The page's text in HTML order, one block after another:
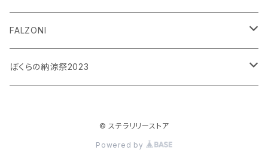
平賀勇成
吉岡佑
神永圭佑
小波津亜廉
FALZONI
笠間淳の黄昏古書堂
ぼくらの納涼祭2023
© ステラリリーストア
Powered by